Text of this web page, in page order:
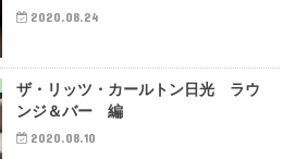
2020.08.24
ザ・リッツ・カールトン日光 ラウ
ンジ＆バー 編
2020.08.10